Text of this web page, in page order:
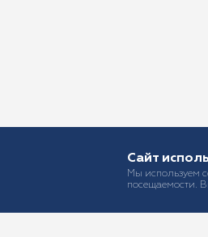
Сайт
Мы используем
посещаемости.